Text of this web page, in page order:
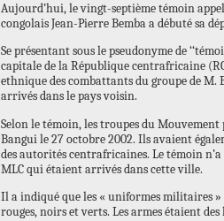
Aujourd’hui, le vingt-septième témoin
congolais Jean-Pierre Bemba a débuté sa
Se présentant sous le pseudonyme de
capitale de la République centrafricaine
ethnique des combattants du groupe de
arrivés dans le pays voisin.
Selon le témoin, les troupes du
Bangui le 27 octobre 2002. Ils avaient
des autorités centrafricaines. Le témoin
MLC qui étaient arrivés dans cette ville.
Il a indiqué que les « uniformes militaires »
rouges, noirs et verts. Les armes étaient